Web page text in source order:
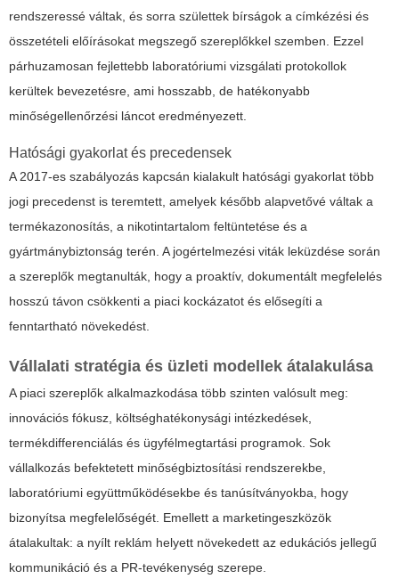
rendszeressé váltak, és sorra születtek bírságok a címkézési és
összetételi előírásokat megszegő szereplőkkel szemben. Ezzel
párhuzamosan fejlettebb laboratóriumi vizsgálati protokollok
kerültek bevezetésre, ami hosszabb, de hatékonyabb
minőségellenőrzési láncot eredményezett.
Hatósági gyakorlat és precedensek
A 2017-es szabályozás kapcsán kialakult hatósági gyakorlat több
jogi precedenst is teremtett, amelyek később alapvetővé váltak a
termékazonosítás, a nikotintartalom feltüntetése és a
gyártmánybiztonság terén. A jogértelmezési viták leküzdése során
a szereplők megtanulták, hogy a proaktív, dokumentált megfelelés
hosszú távon csökkenti a piaci kockázatot és elősegíti a
fenntartható növekedést.
Vállalati stratégia és üzleti modellek átalakulása
A piaci szereplők alkalmazkodása több szinten valósult meg:
innovációs fókusz, költséghatékonysági intézkedések,
termékdifferenciálás és ügyfélmegtartási programok. Sok
vállalkozás befektetett minőségbiztosítási rendszerekbe,
laboratóriumi együttműködésekbe és tanúsítványokba, hogy
bizonyítsa megfelelőségét. Emellett a marketingeszközök
átalakultak: a nyílt reklám helyett növekedett az edukációs jellegű
kommunikáció és a PR-tevékenység szerepe.